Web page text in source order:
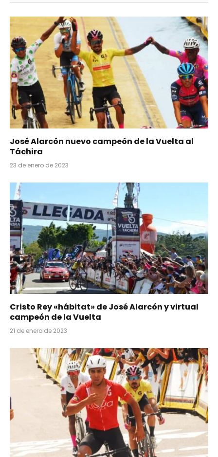
José Alarcón nuevo campeón de la Vuelta al
Táchira
23 de enero de 2023
Cristo Rey «hábitat» de José Alarcón y virtual
campeón de la Vuelta
21 de enero de 2023